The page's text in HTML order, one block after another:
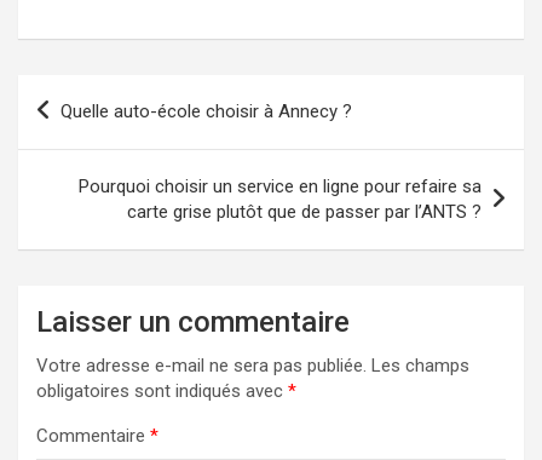
Navigation
de
Quelle auto-école choisir à Annecy ?
Pourquoi choisir un service en ligne pour refaire sa
carte grise plutôt que de passer par l’ANTS ?
Laisser un commentaire
Votre adresse e-mail ne sera pas publiée. Les champs
obligatoires sont indiqués avec *
Commentaire *